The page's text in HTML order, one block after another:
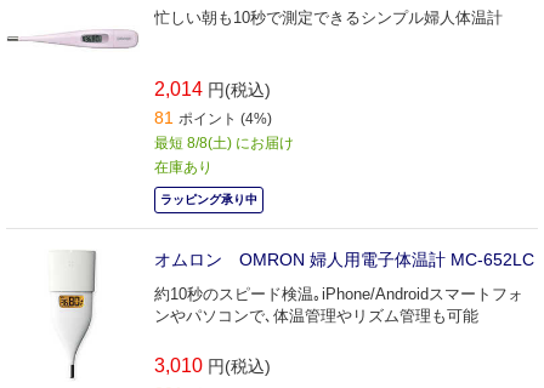
忙しい朝も10秒で測定できるシンプル婦人体温計
2,014 円(税込)
81 ポイント (4%)
最短 8/8(土) にお届け
在庫あり
ラッピング承り中
オムロン OMRON 婦人用電子体温計 MC-652LC
約10秒のスピード検温｡iPhone/Androidスマートフォ
ンやパソコンで､体温管理やリズム管理も可能
3,010 円(税込)